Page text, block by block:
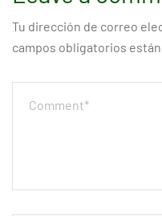
Tu dirección de correo
campos obligatorios